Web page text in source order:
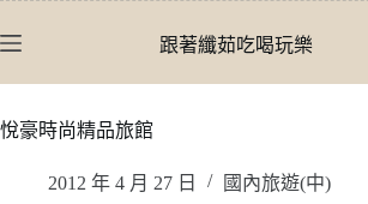
至
內
跟著纖茹吃喝玩樂
悅豪時尚精品旅館
2012 年 4 月 27 日 國內旅遊(中)